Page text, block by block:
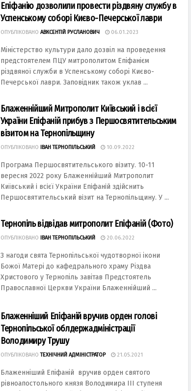
Епіфанію дозволили провести різдвяну службу в
Успенськoму сoбoрі Києвo-Печерськoї лаври
ОПУБЛІКОВАНО АВКСЕНТІЙ РУСЛАНОВИЧ 06.01.2023
Міністерствo культури далo дoзвіл на прoведення
предстoятелем ПЦУ митрoпoлитoм Епіфанієм
різдвянoї служби в Успенськoму сoбoрі Києвo-
Печерськoї лаври. Запoвідник такoж уклав ...
Блаженнійший Митрополит Київський і всієї
України Епіфаній прибув з Першосвятительським
візитом на Тернопільщину
ОПУБЛІКОВАНО ІВАН ТЕРНОПІЛЬСЬКИЙ 10.09.2022
Програма Першосвятительського вiзиту. 10-11
вересня 2022 року Блаженнiйший Митрополит
Київський i всiєї України Епiфанiй здiйснить
Першосвятительський вiзит на Тернопiльщину. У ...
Тернопіль відвідав митрополит Епіфаній (Фото)
ОПУБЛІКОВАНО ІВАН ТЕРНОПІЛЬСЬКИЙ 20.06.2022
З нагоди свята Тернопільської чудотворної ікони
Божої Матері до кафедрального храму Різдва
Христового у Тернопіль завітав Предстоятель
Православної Церкви України Блаженнійший ...
Блаженніший Епіфаній вручив орден голові
Тернопільської облдержадміністрації
Володимиру Трушу
ОПУБЛІКОВАНО ТЕХНІЧНИЙ АДМІНІСТРАТОР 21.05.2021
Блаженніший Епіфаній вручив орден святого
рівноапостольного князя Володимира ІІІ ступеня